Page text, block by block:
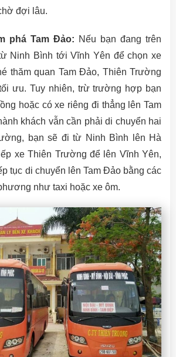
đợi lâu.
phá Tam Đảo: Nếu bạn đang trên
Ninh Bình tới Vĩnh Yên để chọn xe
thăm quan Tam Đảo, Thiên Trường
ưu. Tuy nhiên, trừ trường hợp bạn
hoặc có xe riêng đi thẳng lên Tam
khách vẫn cần phải di chuyển hai
bạn sẽ đi từ Ninh Bình lên Hà
xe Thiên Trường để lên Vĩnh Yên,
tục di chuyển lên Tam Đảo bằng các
như taxi hoặc xe ôm.